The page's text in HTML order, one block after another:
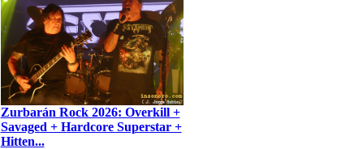
Zurbarán Rock 2026: Overkill +
Savaged + Hardcore Superstar +
Hitten...